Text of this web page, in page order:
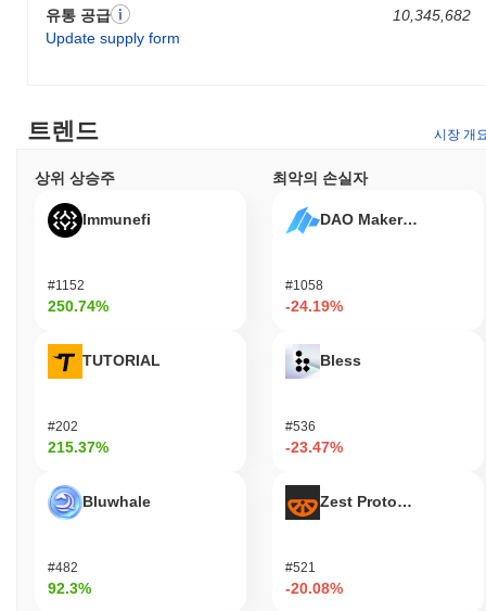
유통 공급
Update supply form
10,345,682
자가 가치를 전송하고 블록체인에 구축된 분산 애플리케이션
(dApps)과 상호작용할 수 있게 합니다. 보유자는 자신의 토큰을 스
칠 수 있도록 합니다. 이러한 참여적 측면은 커뮤니티를 강화하고
사용자가 생태계의 진화에 목소리를 낼 수 있도록 합니다. 개발자
원을 제공하여 생태계 내 혁신을 촉진합니다. 이 프로젝트는 다양
한 지갑과 마켓플레이스를 지원하여 RBCAT과의 원활한 거래 및
상호작용을 가능하게 합니다. 전반적으로, 이 토큰의 다재다능함은
러시안 블루 고양이는 여전히 활동적이거나 관련성이
러시안 블루 고양이는 2023년 9월에 발표된 최근 업데이트를 통해
여전히 활동적이며, 스마트 계약 기능 향상을 도입했습니다. 현재
니다. 이 프로젝트는 여러 분산 거래소에서 존재감을 유지하고 있
으며, 지속적인 거래량은 커뮤니티의 지속적인 관심을 나타냅니다.
는 등 활발한 거버넌스 논의에 참여하고 있어 커뮤니티 참여에 대
한 의지를 보여줍니다. 이러한 지표들은 시장 수요와 사용자 피드
러시안 블루 고양이는 누구를 위해 설계되었나요?
트렌드 시장 개
상위 상승주
Immunefi
#1152
250.74%
TUTORIAL
#202
215.37%
Bluwhale
#482
92.3%
최악의 손실자
DAO Maker Token
#1058
-24.19%
Bless
#536
-23.47%
Zest Protocol
#521
-20.08%